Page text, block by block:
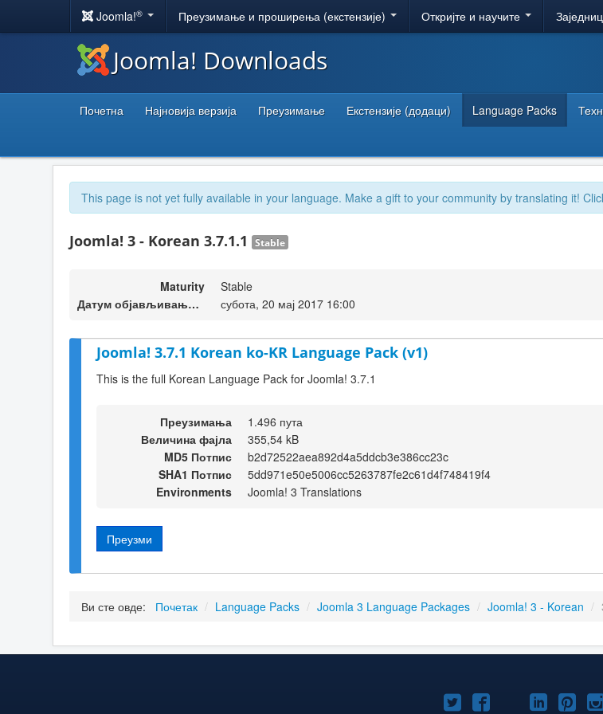
Joomla!® Преузимање и проширења (екстензије) Откријте и научите
Joomla! Downloads
Почетна Најновија верзија Преузимање Екстензије (додаци) Language Packs
This page is not yet fully available in your language. Make a gift to your community by translating it!
Joomla! 3 - Korean 3.7.1.1 Stable
Maturity
Stable
Датум објављивања верзије
субота, 20 мај 2017 16:00
Joomla! 3.7.1 Korean ko-KR Language Pack (v1)
This is the full Korean Language Pack for Joomla! 3.7.1
Преузимања
1.496 пута
Величина фајла
355,54 kB
MD5 Потпис
b2d72522aea892d4a5ddcb3e386cc23c
SHA1 Потпис
5dd971e50e5006cc5263787fe2c61d4f748419f4
Environments
Joomla! 3 Translations
Преузми
Ви сте овде: Почетак / Language Packs / Joomla 3 Language Packages / Joomla! 3 - Korean /
Joomla!Joomla!Joomla!
Joomla!